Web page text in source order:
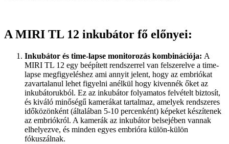
A MIRI TL 12 inkubátor fő előnyei:
Inkubátor és time-lapse monitorozás kombinációja: A
MIRI TL 12 egy beépített rendszerrel van felszerelve a time-
lapse megfigyeléshez ami annyit jelent, hogy az embriókat
zavartalanul lehet figyelni anélkül hogy kivennék őket az
inkubátorukból. Ez az inkubátor folyamatos felvételt biztosít,
és kiváló minőségű kamerákat tartalmaz, amelyek rendszeres
időközönként (általában 5-10 percenként) képeket készítenek
az embriókról. A kamerák az inkubátor belsejében vannak
elhelyezve, és minden egyes embrióra külön-külön
fókuszálnak.